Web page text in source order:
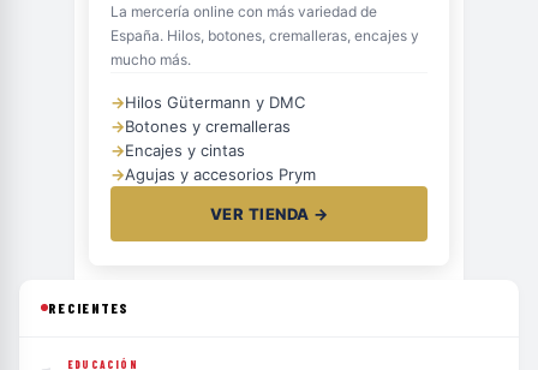
La mercería online con más variedad de
España. Hilos, botones, cremalleras, encajes y
mucho más.
→Hilos Gütermann y DMC
→Botones y cremalleras
→Encajes y cintas
→Agujas y accesorios Prym
VER TIENDA →
RECIENTES
EDUCACIÓN